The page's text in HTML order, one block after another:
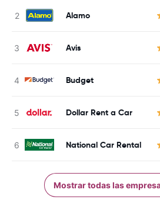
Alamo
Avis
Budget
Dollar Rent a Car
National Car Rental
Mostrar todas las